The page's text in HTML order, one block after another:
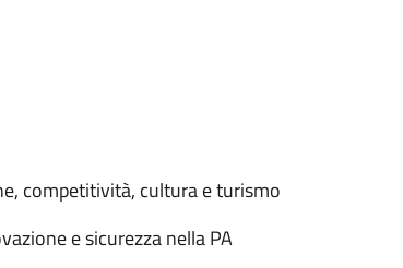
competitività, cultura e turismo
e sicurezza nella PA